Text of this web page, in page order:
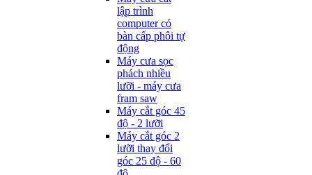
lập trình
computer có
bàn cấp phôi tự
động
Máy cưa sọc
phách nhiều
lưỡi - máy cưa
fram saw
Máy cắt góc 45
độ - 2 lưỡi
Máy cắt góc 2
lưỡi thay đổi
góc 25 độ - 60